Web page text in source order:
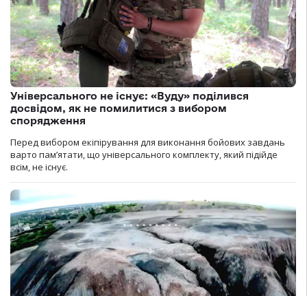
Універсального не існує: «Вуду» поділився
досвідом, як не помилитися з вибором
спорядження
Перед вибором екіпірування для виконання бойових завдань
варто пам’ятати, що універсального комплекту, який підійде
всім, не існує.